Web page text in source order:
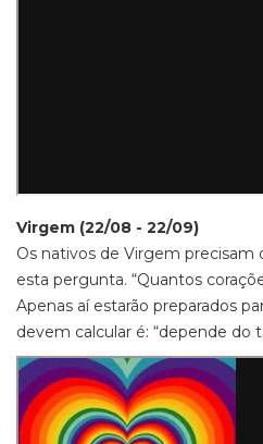
Virgem (22/08 - 22/09)
Os nativos de Virgem precisam
esta pergunta. “Quantos
Apenas aí estarão preparados
devem calcular é: “depende do